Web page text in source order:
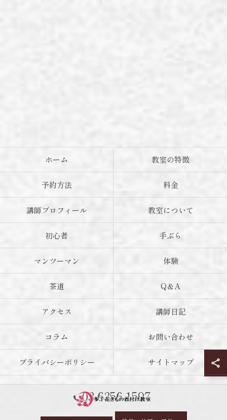
03-6356-1597
ホーム 教室の特徴
予約方法 料金
講師プロフィール 教室について
初心者 手ぶら
マンツーマン 体験
茶道 Q＆A
アクセス 講師日記
コラム お問い合わせ
プライバシーポリシー サイトマップ